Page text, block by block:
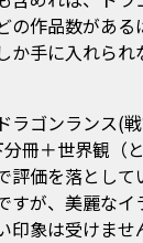
の作品数があ
か手に入れら
ラゴンランス(
冊＋世界観（
価を落として
すが、美麗なイ
象は受けませ